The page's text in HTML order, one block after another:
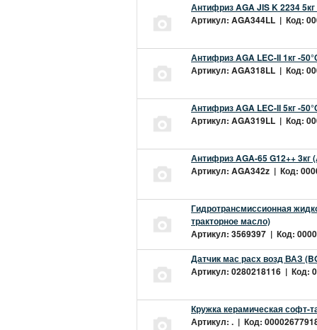
Антифриз AGA JIS K 2234
Артикул: AGA344LL | Код:
Антифриз AGA LEC-II 1кг -
Артикул: AGA318LL | Код:
Антифриз AGA LEC-II 5кг -
Артикул: AGA319LL | Код:
Антифриз AGA-65 G12++ 3кг
Артикул: AGA342z | Код:
Гидротрансмиссионная
тракторное масло)
Артикул: 3569397 | Код:
Датчик мас расх возд ВАЗ
Артикул: 0280218116 | Код:
Кружка керамическая софт-
Артикул: . | Код: